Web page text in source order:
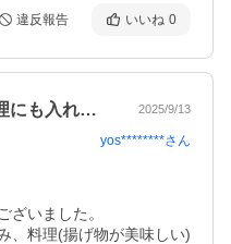
違反報告 いいね 0
コーヒー、酒のつまみや料理にも入れます。 2025/9/13
yos********さん
ざいました。
、料理(揚げ物が美味しい)